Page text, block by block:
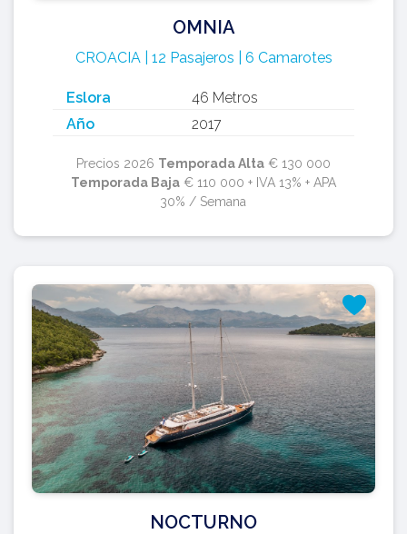
OMNIA
CROACIA | 12 Pasajeros | 6 Camarotes
Eslora
46 Metros
Año
2017
Precios 2026 Temporada Alta€ 130 000
Temporada Baja€ 110 000 + IVA 13% + APA
30% / Semana
NOCTURNO